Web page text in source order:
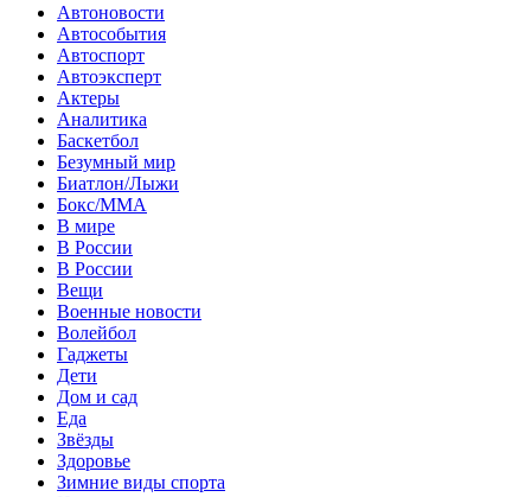
Автоновости
Автособытия
Автоспорт
Автоэксперт
Актеры
Аналитика
Баскетбол
Безумный мир
Биатлон/Лыжи
Бокс/MMA
В мире
В России
В России
Вещи
Военные новости
Волейбол
Гаджеты
Дети
Дом и сад
Еда
Звёзды
Здоровье
Зимние виды спорта